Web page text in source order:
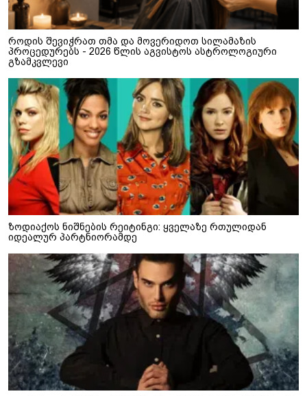
როდის შევიჭრათ თმა და მოვერიდოთ სილამაზის
პროცედურებს - 2026 წლის აგვისტოს ასტროლოგიური
გზამკვლევი
ზოდიაქოს ნიშნების რეიტინგი: ყველაზე რთულიდან
იდეალურ პარტნიორამდე